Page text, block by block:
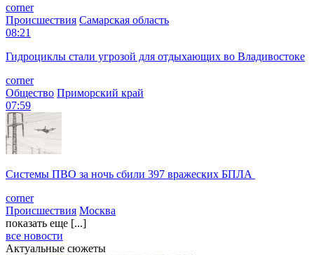
corner
Происшествия Самарская область
08:21
Гидроциклы стали угрозой для отдыхающих во Владивостоке
corner
Общество Приморский край
07:59
Системы ПВО за ночь сбили 397 вражеских БПЛА
corner
Происшествия Москва
показать еще [...]
все новости
Актуальные сюжеты